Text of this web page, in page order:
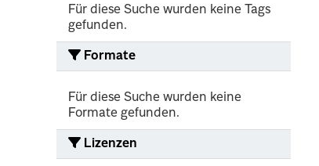
Für diese Suche wurden keine Tags
gefunden.
Formate
Für diese Suche wurden keine
Formate gefunden.
Lizenzen